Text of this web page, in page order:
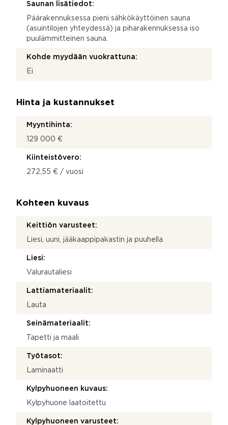
Saunan lisätiedot:
Päärakennuksessa pieni sähkökäyttöinen sauna
(asuintilojen yhteydessä) ja piharakennuksessa iso
puulämmitteinen sauna.
Kohde myydään vuokrattuna:
Ei
Hinta ja kustannukset
Myyntihinta:
129 000 €
Kiinteistövero:
272,55 € / vuosi
Kohteen kuvaus
Keittiön varusteet:
Liesi, uuni, jääkaappipakastin ja puuhella
Liesi:
Valurautaliesi
Lattiamateriaalit:
Lauta
Seinämateriaalit:
Tapetti ja maali
Työtasot:
Laminaatti
Kylpyhuoneen kuvaus:
Kylpyhuone laatoitettu
Kylpyhuoneen varusteet: